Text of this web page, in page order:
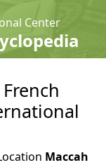
Center
Maccah